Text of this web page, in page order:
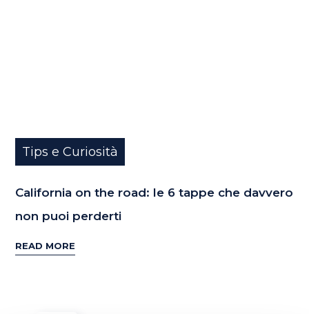
Tips e Curiosità
California on the road: le 6 tappe che davvero
non puoi perderti
READ MORE